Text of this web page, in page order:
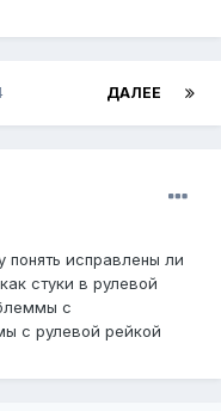
ДАЛЕЕ
понять исправлены ли
стуки в рулевой
с
с рулевой рейкой